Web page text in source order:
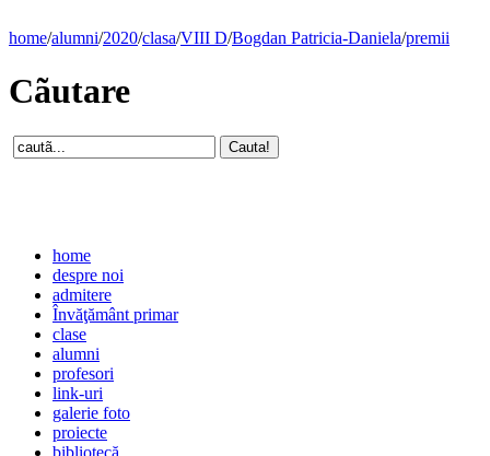
home/alumni/2020/clasa/VIII D/Bogdan Patricia-Daniela/premii
Cãutare
home
despre noi
admitere
Învăţământ primar
clase
alumni
profesori
link-uri
galerie foto
proiecte
bibliotecă